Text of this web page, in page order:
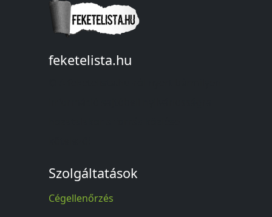
feketelista.hu
Szolgáltatások
Cégellenőrzés